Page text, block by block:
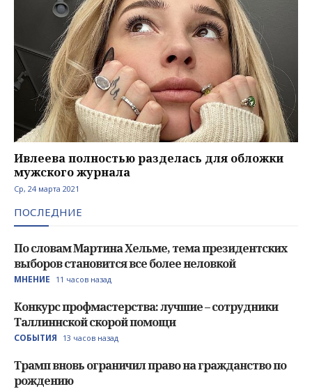
Ивлеева полностью разделась для обложки
мужского журнала
Ср, 24 марта 2021
ПОСЛЕДНИЕ
По словам Мартина Хельме, тема президентских
выборов становится все более неловкой
МНЕНИЕ 11 часов назад
Конкурс профмастерства: лучшие – сотрудники
Таллиннской скорой помощи
СОБЫТИЯ 13 часов назад
Трамп вновь ограничил право на гражданство по
рождению